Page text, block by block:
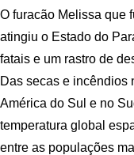
O furacão Melissa que
atingiu o Estado do
fatais e um rastro de
Das secas e incêndios
América do Sul e no
temperatura global
entre as populações